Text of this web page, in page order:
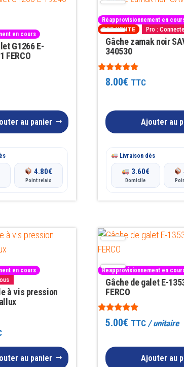
en cours
G1266 E-
FERCO
au panier
4.80€
Point relais
Réapprovisionnement en
TOP VENTE Pro :
Gâche zamak noir
340530
Note
4.86
8.00€ TTC
Ajouter au
Livraison dès
3.60€
Domicile
en cours
à vis pression
au panier
Réapprovisionnement en
Gâche de galet E-
FERCO
Note
5.00
5.00€ TTC / unitaire
Ajouter au